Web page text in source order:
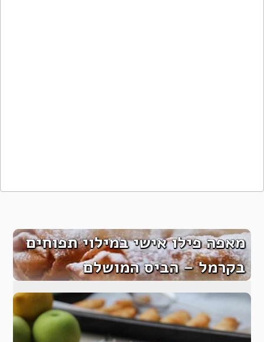
מאפה פילו אישי במילוי תפוחים
בקרמל – הביס המושלם